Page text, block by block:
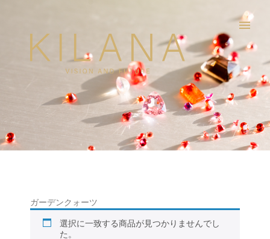
menu
ガーデンクォーツ
選択に一致する商品が見つかりませんでし
た。